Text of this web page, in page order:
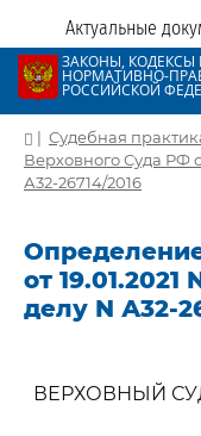
Актуальные
ЗАКОНЫ, КОДЕКСЫ
НОРМАТИВНО-
РОССИЙСКОЙ
| Судебная
Верховного Суда РФ
А32-26714/2016
от 19.01.2021
делу N А32-
ВЕРХОВНЫЙ